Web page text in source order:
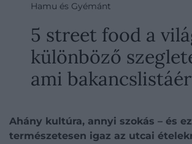
Hamu és Gyémánt
5 street food a
különböző
ami
Ahány kultúra, annyi szokás – és ez
természetesen igaz az utcai